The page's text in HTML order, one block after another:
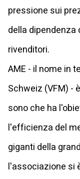
pressione sui
della dipendenza
rivenditori.
AME - il nome in
Schweiz (VFM) -
sono che ha
l'efficienza del
giganti della
l'associazione si